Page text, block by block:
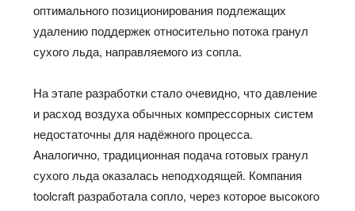
оптимального позиционирования подлежащих
удалению поддержек относительно потока гранул
сухого льда, направляемого из сопла.
На этапе разработки стало очевидно, что давление
и расход воздуха обычных компрессорных систем
недостаточны для надёжного процесса.
Аналогично, традиционная подача готовых гранул
сухого льда оказалась неподходящей. Компания
toolcraft разработала сопло, через которое высокого